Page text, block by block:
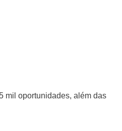
mil oportunidades, além das